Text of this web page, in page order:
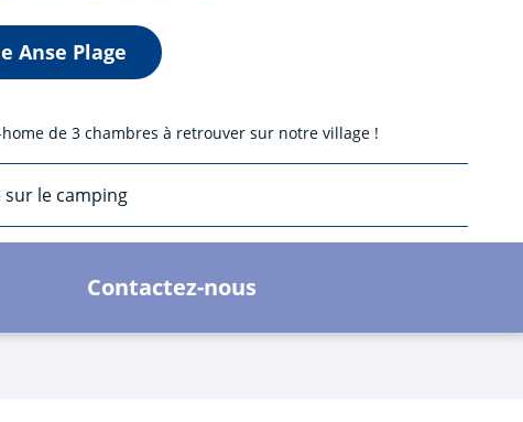
Anse Plage
de 3 chambres à retrouver sur notre village !
le camping
Contactez-nous